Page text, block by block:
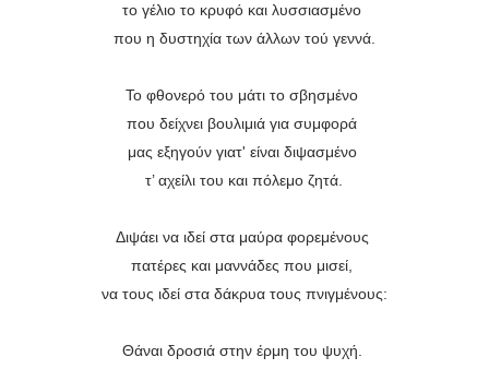
το γέλιο το κρυφό και λυσσιασμένο
που η δυστηχία των άλλων τού γεννά.
Το φθονερό του μάτι το σβησμένο
που δείχνει βουλιμιά για συμφορά
μας εξηγούν γιατ' είναι διψασμένο
τ’ αχείλι του και πόλεμο ζητά.
Διψάει να ιδεί στα μαύρα φορεμένους
πατέρες και μαννάδες που μισεί,
να τους ιδεί στα δάκρυα τους πνιγμένους:
Θάναι δροσιά στην έρμη του ψυχή.